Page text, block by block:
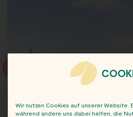
Wir nutzen Cookies auf unserer Website.
während andere uns dabei helfen, die